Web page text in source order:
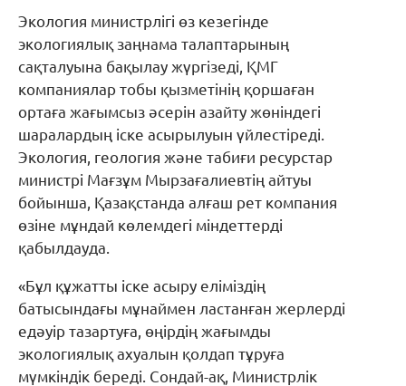
Экология министрлігі өз кезегінде
экологиялық заңнама талаптарының
сақталуына бақылау жүргізеді, ҚМГ
компаниялар тобы қызметінің қоршаған
ортаға жағымсыз әсерін азайту жөніндегі
шаралардың іске асырылуын үйлестіреді.
Экология, геология және табиғи ресурстар
министрі Мағзұм Мырзағалиевтің айтуы
бойынша, Қазақстанда алғаш рет компания
өзіне мұндай көлемдегі міндеттерді
қабылдауда.
«Бұл құжатты іске асыру еліміздің
батысындағы мұнаймен ластанған жерлерді
едәуір тазартуға, өңірдің жағымды
экологиялық ахуалын қолдап тұруға
мүмкіндік береді. Сондай-ақ, Министрлік